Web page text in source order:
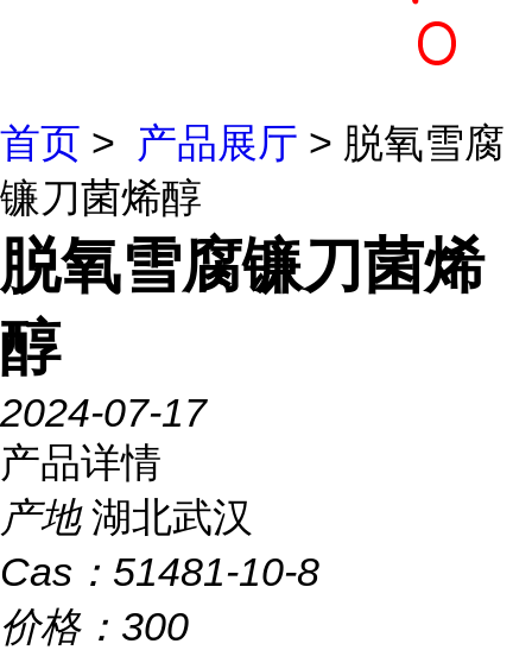
首页 > 产品展厅 > 脱氧雪腐
镰刀菌烯醇
脱氧雪腐镰刀菌烯
醇
2024-07-17
产品详情
产地 湖北武汉
Cas： 51481-10-8
价格： 300